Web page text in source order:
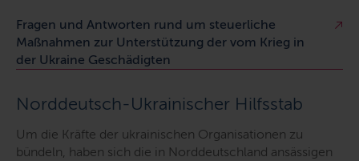
Fragen und Antworten rund um steuerliche
Maßnahmen zur Unterstützung der vom Krieg in
der Ukraine Geschädigten
Norddeutsch-Ukrainischer Hilfsstab
Um die Kräfte der ukrainischen Organisationen zu
bündeln, haben sich die in Norddeutschland ansässigen